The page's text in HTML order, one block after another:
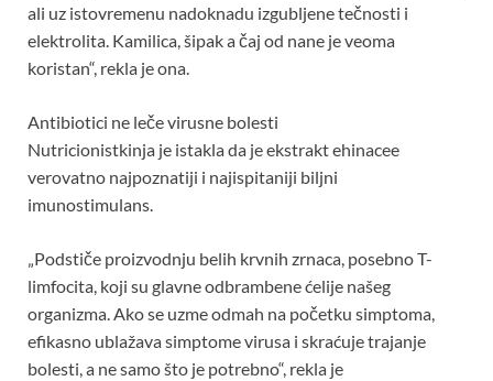
ali uz istovremenu nadoknadu izgubljene tečnosti i
elektrolita. Kamilica, šipak a čaj od nane je veoma
koristan“, rekla je ona.
Antibiotici ne leče virusne bolesti
Nutricionistkinja je istakla da je ekstrakt ehinacee
verovatno najpoznatiji i najispitaniji biljni
imunostimulans.
„Podstiče proizvodnju belih krvnih zrnaca, posebno T-
limfocita, koji su glavne odbrambene ćelije našeg
organizma. Ako se uzme odmah na početku simptoma,
efikasno ublažava simptome virusa i skraćuje trajanje
bolesti, a ne samo što je potrebno“, rekla je